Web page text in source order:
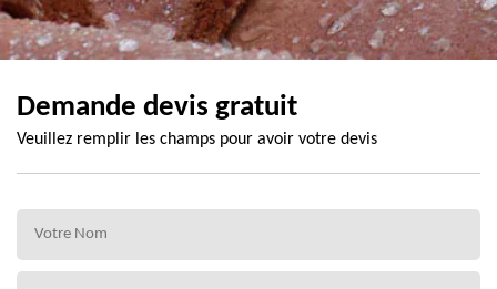
Demande devis gratuit
Veuillez remplir les champs pour avoir votre devis